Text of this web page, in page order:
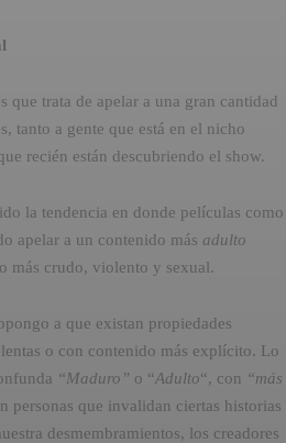
que trata de apelar a una gran cantidad
tanto a gente que está en el nicho
recién están descubriendo el show.
la tendencia en donde películas como
apelar a un contenido más  adulto
más crudo, violento y sexual.
a que existan propiedades
o con contenido más explícito. Lo
“Maduro” o “Adulto“, con “más
personas que invalidan ciertas historias
desmembramientos, los creadores